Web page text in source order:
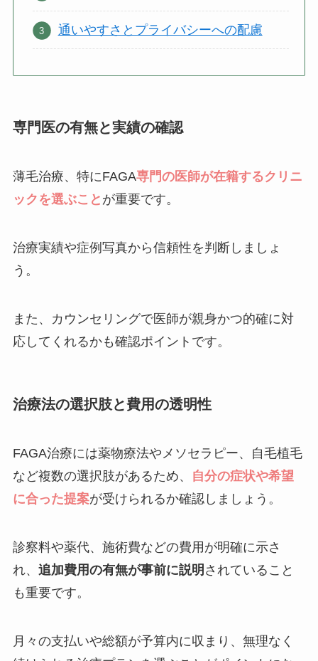
通いやすさとプライバシーへの配慮
専門医の有無と実績の確認
薄毛治療、特にFAGA専門の医師が在籍するクリニ
ックを選ぶこと が重要です。
治療実績や症例写真から信頼性を判断しましょ
う。
また、カウンセリングで医師が親身かつ的確に対
応してくれるかも確認ポイントです。
治療法の選択肢と費用の透明性
FAGA治療には薬物療法やメソセラピー、自毛植毛
など複数の選択肢があるため、
自分の症状や希望
に合った提案が受けられるか確認しましょう。
診察料や薬代、施術費などの費用が明確に示さ
れ、 追加費用の有無が事前に説明 されていること
も重要です。
月々の支払いや総額が予算内に収まり、無理なく